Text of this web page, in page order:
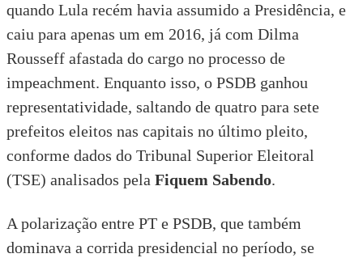
quando Lula recém havia assumido a Presidência, e
caiu para apenas um em 2016, já com Dilma
Rousseff afastada do cargo no processo de
impeachment. Enquanto isso, o PSDB ganhou
representatividade, saltando de quatro para sete
prefeitos eleitos nas capitais no último pleito,
conforme dados do Tribunal Superior Eleitoral
(TSE) analisados pela Fiquem Sabendo.
A polarização entre PT e PSDB, que também
dominava a corrida presidencial no período, se